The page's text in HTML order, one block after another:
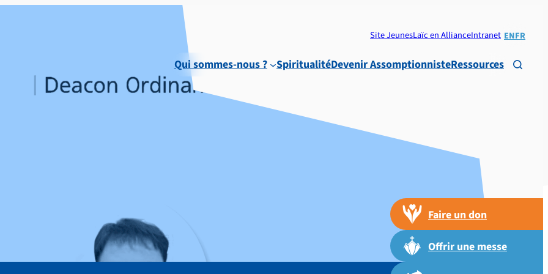
Site JeunesLaïc en AllianceIntranet ENFR
Qui sommes-nous ? SpiritualitéDevenir AssomptionnisteRessources 
Faire un don
Offrir une messe